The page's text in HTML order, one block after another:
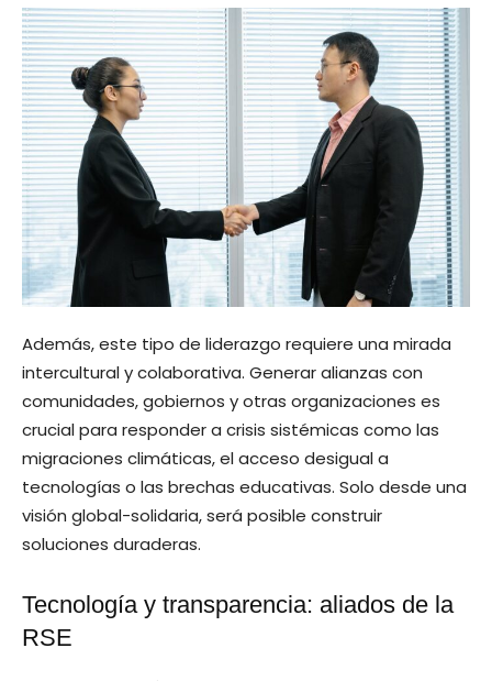
Además, este tipo de liderazgo requiere una mirada
intercultural y colaborativa. Generar alianzas con
comunidades, gobiernos y otras organizaciones es
crucial para responder a crisis sistémicas como las
migraciones climáticas, el acceso desigual a
tecnologías o las brechas educativas. Solo desde una
visión global-solidaria, será posible construir
soluciones duraderas.
Tecnología y transparencia: aliados de la
RSE